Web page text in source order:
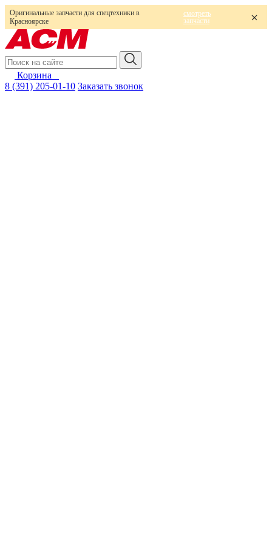
Оригинальные запчасти для спецтехники в
Красноярске
смотреть
запчасти
Корзина
8 (391) 205-01-10 Заказать звонок